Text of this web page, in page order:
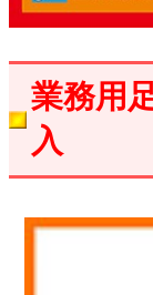
業務用
入